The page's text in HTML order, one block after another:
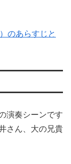
のあらすじと
演奏シーンです
さん、大の兄貴